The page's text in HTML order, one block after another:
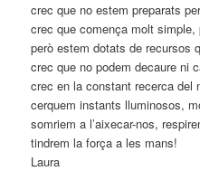
crec que no estem preparats
crec que comença molt
però estem dotats de recursos
crec que no podem decaure ni
crec en la constant recerca del
cerquem instants lluminosos,
somriem a l’aixecar-nos,
tindrem la força a les mans!
Laura